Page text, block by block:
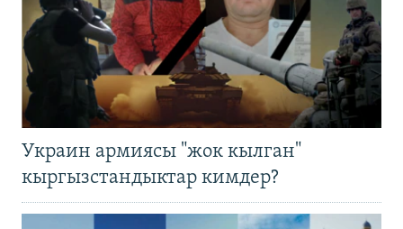
Украин армиясы "жок кылган"
кыргызстандыктар кимдер?